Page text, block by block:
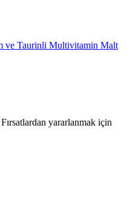
ve Taurinli Multivitamin Malt
yararlanmak için